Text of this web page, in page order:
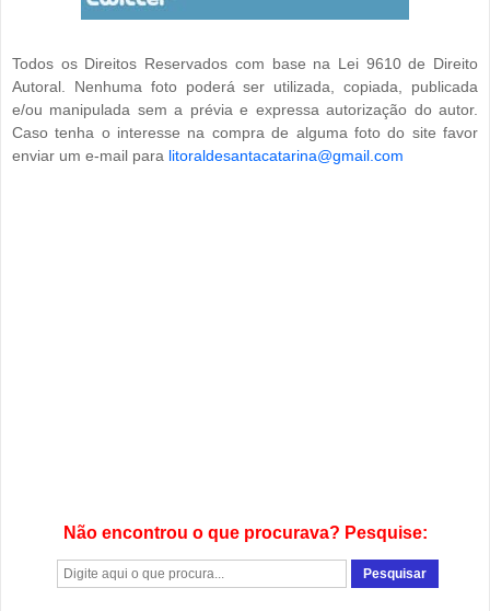
Todos os Direitos Reservados com base na Lei 9610 de Direito
Autoral. Nenhuma foto poderá ser utilizada, copiada, publicada
e/ou manipulada sem a prévia e expressa autorização do autor.
Caso tenha o interesse na compra de alguma foto do site favor
enviar um e-mail para litoraldesantacatarina@gmail.com
Não encontrou o que procurava? Pesquise: